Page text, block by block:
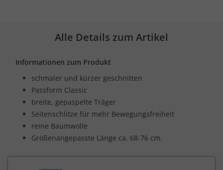
Alle Details zum Artikel
Informationen zum Produkt
schmaler und kürzer geschnitten
Passform Classic
breite, gepaspelte Träger
Seitenschlitze für mehr Bewegungsfreiheit
reine Baumwolle
Größenangepasste Länge ca. 68-76 cm.